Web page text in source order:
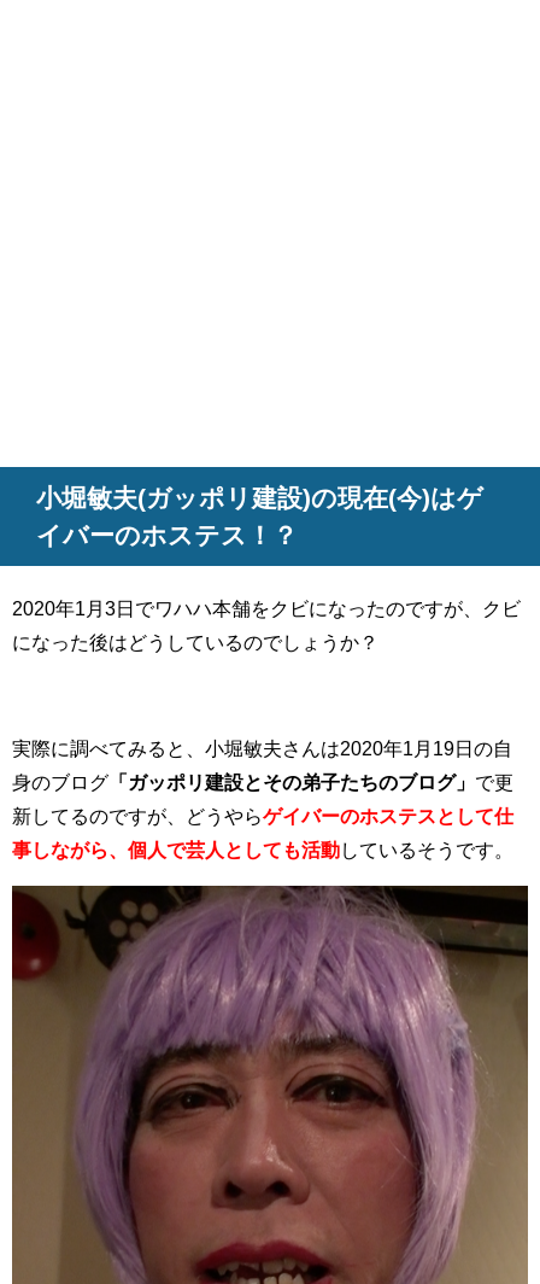
小堀敏夫(ガッポリ建設)の現在(今)はゲ
イバーのホステス！？
2020年1月3日でワハハ本舗をクビになったのですが、クビ
になった後はどうしているのでしょうか？
実際に調べてみると、小堀敏夫さんは2020年1月19日の自
身のブログ 「ガッポリ建設とその弟子たちのブログ」 で更
新してるのですが、どうやらゲイバーのホステスとして仕
事しながら、個人で芸人としても活動しているそうです。